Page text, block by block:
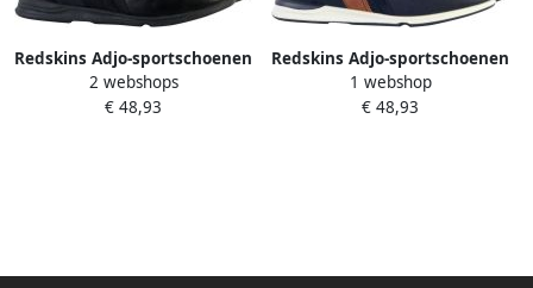
Redskins Adjo-sportschoenen
met veters
2 webshops
€ 48,93
Redskins Adjo-sportschoenen
met veters
1 webshop
€ 48,93